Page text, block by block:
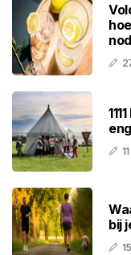
bij